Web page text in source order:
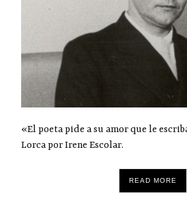
«El poeta pide a su amor que le
Lorca por Irene Escolar.
READ MORE